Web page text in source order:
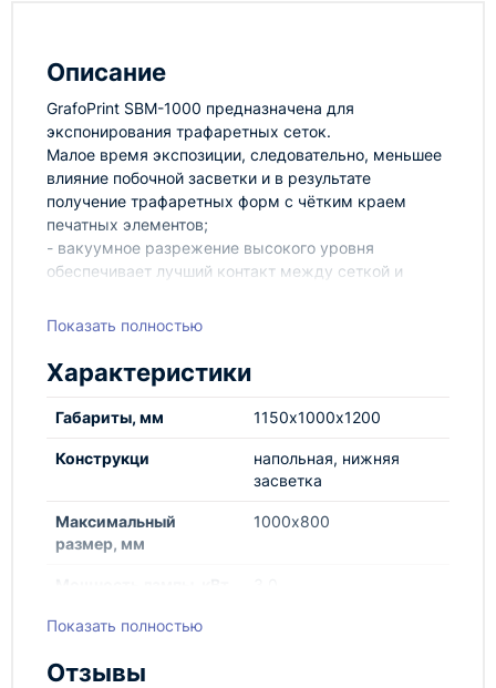
Описание
GrafoPrint SBM-1000 предназначена для
экспонирования трафаретных сеток.
Малое время экспозиции, следовательно, меньшее
влияние побочной засветки и в результате
получение трафаретных форм с чётким краем
печатных элементов;
- вакуумное разрежение высокого уровня
обеспечивает лучший контакт между сеткой и
- не пористое, не отражающее свет, гибкое
позитивом и сеткой, позволяет получать трафареты
без искажений и с высоким разрешением;
- цифровой (программируемый) таймер
- автоматическое выключение вакуума и ламп;
Показать полностью
Характеристики
Габариты, мм 1150х1000х1200
Конструкци
напольная, нижняя
засветка
Максимальный
размер, мм
1000х800
Вес, кг
Показать полностью
Отзывы